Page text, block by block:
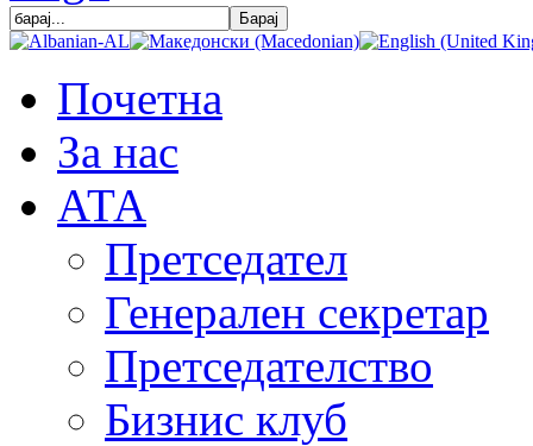
Почетна
За нас
АТА
Претседател
Генерален секретар
Претседателство
Бизнис клуб